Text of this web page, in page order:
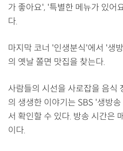
가 좋아요', '특별한 메뉴가 있어
다.
마지막 코너 '인생분식'에서 '생
의 옛날 쫄면 맛집을 찾는다.
사람들의 시선을 사로잡을 음식
의 생생한 이야기는 SBS '생방
서 확인할 수 있다. 방송 시간은
이다.